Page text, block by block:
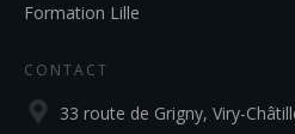
Formation Lille
CONTACT
33 route de Grigny, Viry-